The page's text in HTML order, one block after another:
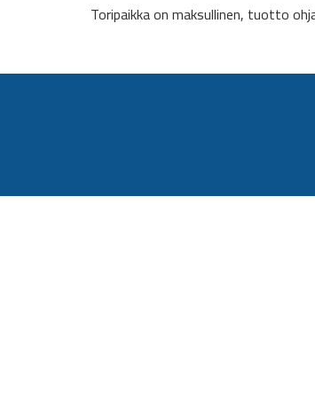
Toripaikka on maksullinen, tuotto